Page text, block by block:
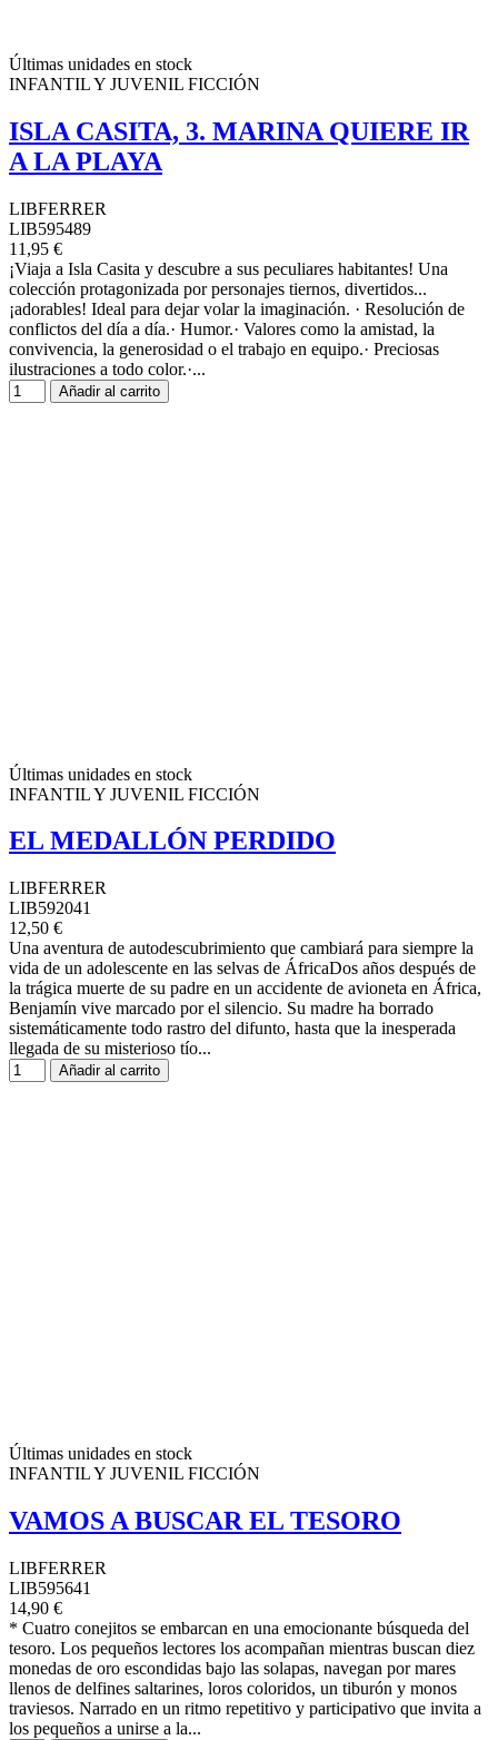
Últimas unidades en stock
INFANTIL Y JUVENIL FICCIÓN
ISLA CASITA, 3. MARINA QUIERE IR
A LA PLAYA
LIBFERRER
LIB595489
11,95 €
¡Viaja a Isla Casita y descubre a sus peculiares habitantes! Una
colección protagonizada por personajes tiernos, divertidos...
¡adorables! Ideal para dejar volar la imaginación. · Resolución de
conflictos del día a día.· Humor.· Valores como la amistad, la
convivencia, la generosidad o el trabajo en equipo.· Preciosas
ilustraciones a todo color.·...
Añadir al carrito
Últimas unidades en stock
INFANTIL Y JUVENIL FICCIÓN
EL MEDALLÓN PERDIDO
LIBFERRER
LIB592041
12,50 €
Una aventura de autodescubrimiento que cambiará para siempre la
vida de un adolescente en las selvas de ÁfricaDos años después de
la trágica muerte de su padre en un accidente de avioneta en África,
Benjamín vive marcado por el silencio. Su madre ha borrado
sistemáticamente todo rastro del difunto, hasta que la inesperada
llegada de su misterioso tío...
Añadir al carrito
Últimas unidades en stock
INFANTIL Y JUVENIL FICCIÓN
VAMOS A BUSCAR EL TESORO
LIBFERRER
LIB595641
14,90 €
* Cuatro conejitos se embarcan en una emocionante búsqueda del
tesoro. Los pequeños lectores los acompañan mientras buscan diez
monedas de oro escondidas bajo las solapas, navegan por mares
llenos de delfines saltarines, loros coloridos, un tiburón y monos
traviesos. Narrado en un ritmo repetitivo y participativo que invita a
los pequeños a unirse a la...